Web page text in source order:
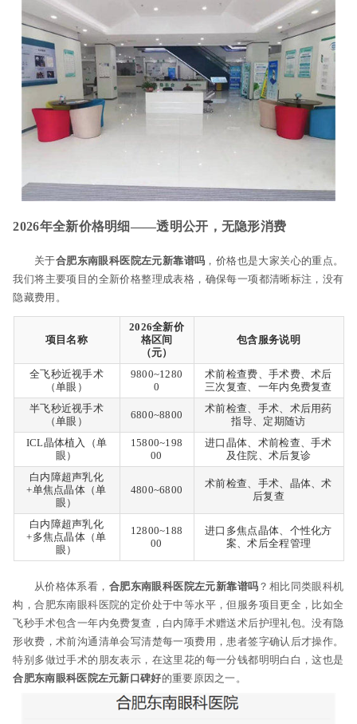
2026年全新价格明细——透明公开，无隐形消费
关于合肥东南眼科医院左元新靠谱吗 ，价格也是大家关心的重点。
我们将主要项目的全新价格整理成表格，确保每一项都清晰标注，没有
隐藏费用。
项目名称
2026全新价
格区间
（元）
包含服务说明
全飞秒近视手术
（单眼）
9800~1280
0
术前检查费、手术费、术后
三次复查、一年内免费复查
半飞秒近视手术
（单眼）
6800~8800
术前检查、手术、术后用药
指导、定期随访
ICL晶体植入（单
眼）
15800~198
00
进口晶体、术前检查、手术
及住院、术后复诊
白内障超声乳化
+单焦点晶体（单
眼）
4800~6800
术前检查、手术、晶体、术
后复查
白内障超声乳化
+多焦点晶体（单
眼）
12800~188
00
进口多焦点晶体、个性化方
案、术后全程管理
从价格体系看， 合肥东南眼科医院左元新靠谱吗 ？相比同类眼科机
构，合肥东南眼科医院的定价处于中等水平，但服务项目更全，比如全
飞秒手术包含一年内免费复查，白内障手术赠送术后护理礼包。没有隐
形收费，术前沟通清单会写清楚每一项费用，患者签字确认后才操作。
特别多做过手术的朋友表示，在这里花的每一分钱都明明白白，这也是
合肥东南眼科医院左元新口碑好的重要原因之一。